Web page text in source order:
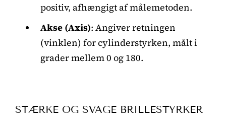
positiv, afhængigt af målemetoden.
Akse (Axis): Angiver retningen
(vinklen) for cylinderstyrken, målt i
grader mellem 0 og 180.
STÆRKE OG SVAGE BRILLESTYRKER